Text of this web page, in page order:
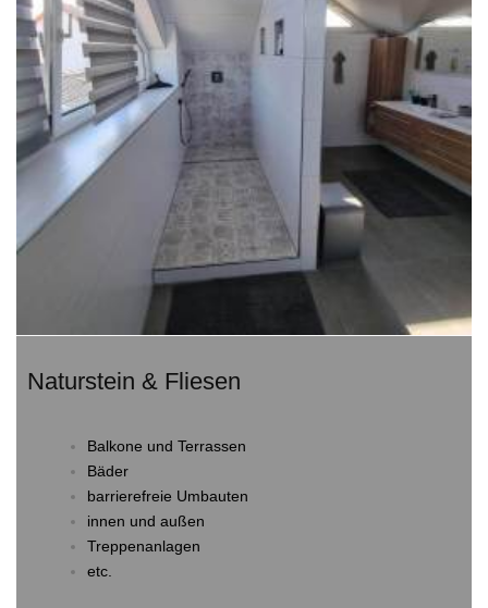
Naturstein & Fliesen
Balkone und Terrassen
Bäder
barrierefreie Umbauten
innen und außen
Treppenanlagen
etc.